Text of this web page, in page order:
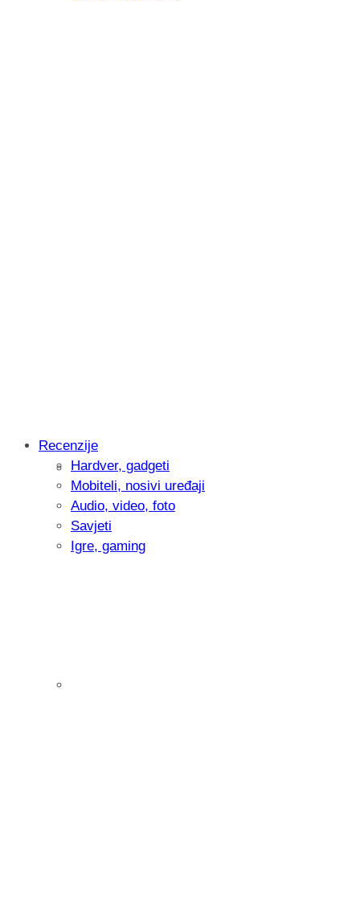
Intervju: Goran Jović, fotograf -
Recenzije
Hardver, gadgeti
Mobiteli, nosivi uređaji
Audio, video, foto
Savjeti
Igre, gaming